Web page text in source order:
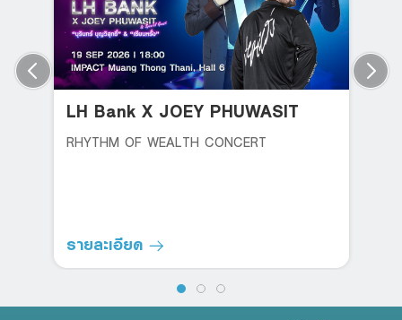
LH Bank X JOEY PHUWASIT
RHYTHM OF WEALTH CONCERT
รายละเอียด